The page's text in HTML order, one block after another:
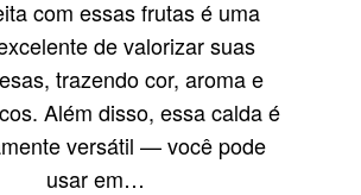
com essas frutas é uma
de valorizar suas
trazendo cor, aroma e
Além disso, essa calda é
versátil — você pode
usar em…